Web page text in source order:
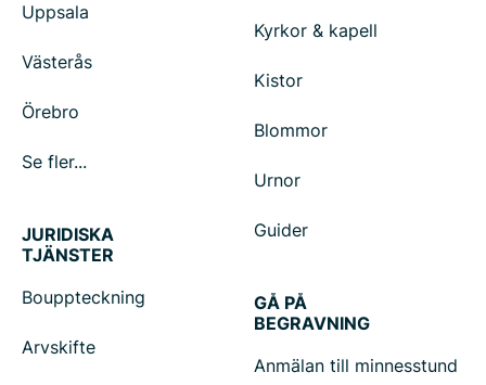
Uppsala
Västerås
Örebro
Se fler...
Kyrkor & kapell
Kistor
Blommor
Urnor
Guider
JURIDISKA
TJÄNSTER
Bouppteckning
Arvskifte
GÅ PÅ
BEGRAVNING
Anmälan till minnesstund